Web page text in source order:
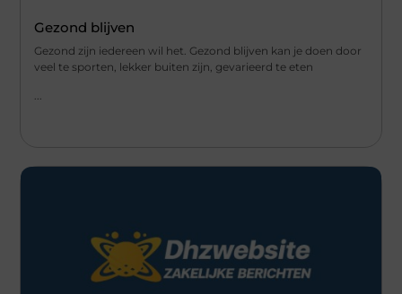
Gezond blijven
Gezond zijn iedereen wil het. Gezond blijven kan je doen door
veel te sporten, lekker buiten zijn, gevarieerd te eten
...